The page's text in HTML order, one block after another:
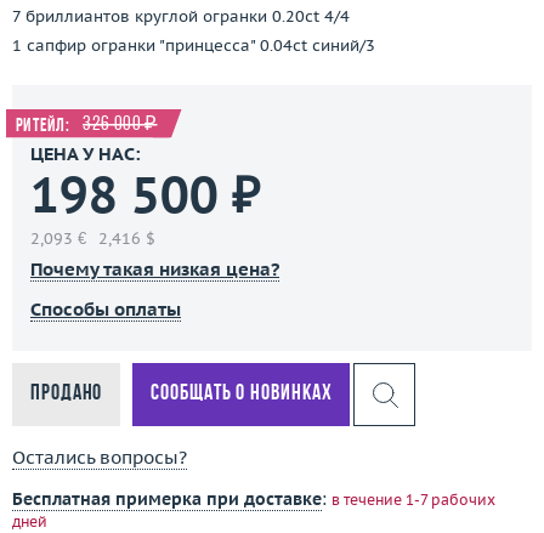
7 бриллиантов круглой огранки 0.20ct 4/4
1 сапфир огранки "принцесса" 0.04ct синий/3
Ритейл: 326 000 ₽
ЦЕНА У НАС:
198 500 ₽
2,093 € 2,416 $
Почему такая низкая цена?
Способы оплаты
Продано Сообщать о новинках
Остались вопросы?
Бесплатная примерка при доставке: в течение 1-7 рабочих
дней